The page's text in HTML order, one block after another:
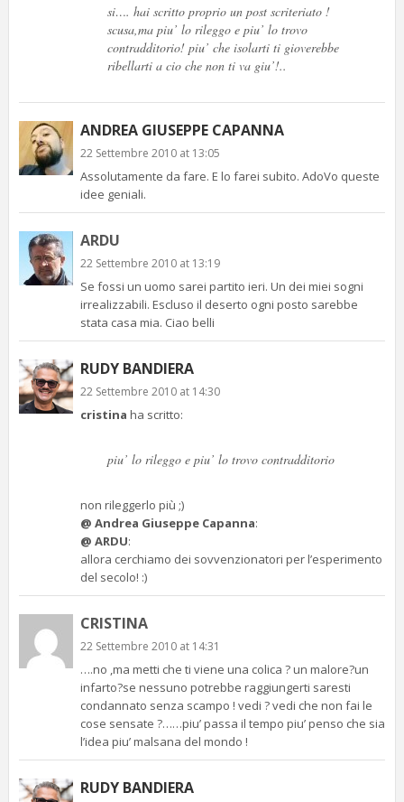
si…. hai scritto proprio un post scriteriato !
scusa,ma piu’ lo rileggo e piu’ lo trovo
contradditorio! piu’ che isolarti ti gioverebbe
ribellarti a cio che non ti va giu’!..
ANDREA GIUSEPPE CAPANNA
22 Settembre 2010 at 13:05
Assolutamente da fare. E lo farei subito. AdoVo queste
idee geniali.
ARDU
22 Settembre 2010 at 13:19
Se fossi un uomo sarei partito ieri. Un dei miei sogni
irrealizzabili. Escluso il deserto ogni posto sarebbe
stata casa mia. Ciao belli
RUDY BANDIERA
22 Settembre 2010 at 14:30
cristina ha scritto:
piu’ lo rileggo e piu’ lo trovo contradditorio
non rileggerlo più ;)
@ Andrea Giuseppe Capanna:
@ ARDU:
allora cerchiamo dei sovvenzionatori per l’esperimento
del secolo! :)
CRISTINA
22 Settembre 2010 at 14:31
….no ,ma metti che ti viene una colica ? un malore?un
infarto?se nessuno potrebbe raggiungerti saresti
condannato senza scampo ! vedi ? vedi che non fai le
cose sensate ?……piu’ passa il tempo piu’ penso che sia
l’idea piu’ malsana del mondo !
RUDY BANDIERA